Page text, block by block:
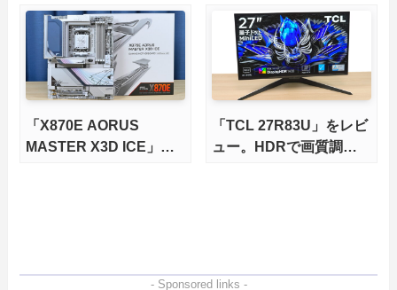
ップデートにも対応可
能！
「X870E AORUS
MASTER X3D ICE」を
「TCL 27R83U」をレビ
ュー。HDRで画質調整
- Sponsored links -